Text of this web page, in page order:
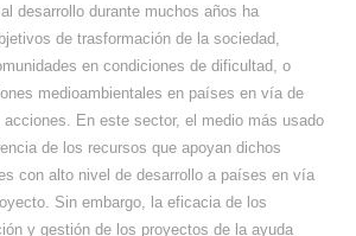
desarrollo durante muchos años ha
de trasformación de la sociedad,
en condiciones de dificultad, o
medioambientales en países en vía de
acciones. En este sector, el medio más usado
de los recursos que apoyan dichos
con alto nivel de desarrollo a países en vía
Sin embargo, la eficacia de los
y gestión de los proyectos de la ayuda